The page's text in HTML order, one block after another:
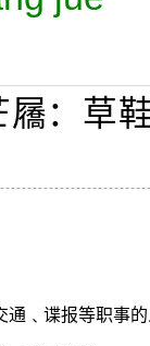
：草
通﹑谍报等职事